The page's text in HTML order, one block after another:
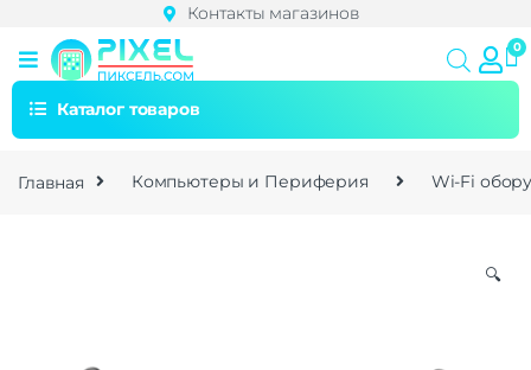
Контакты магазинов
Каталог товаров
Главная Компьютеры и Периферия Wi-Fi
🔍